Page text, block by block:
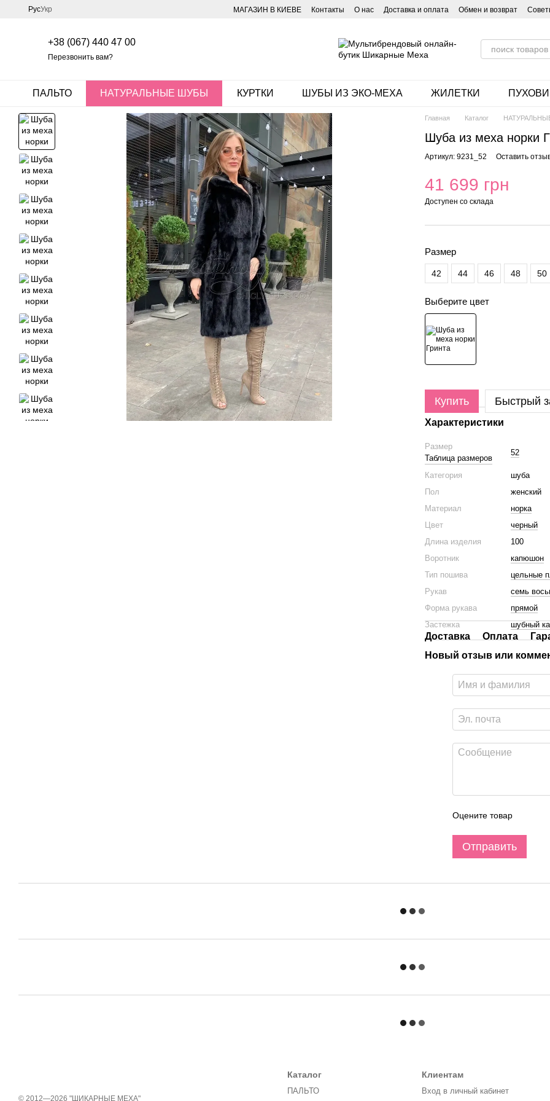
Перейти к основному контенту
РусУкр МАГАЗИН В КИЕВЕ Контакты О нас Доставка и оплата Обмен и возврат
+38 (067) 440 47 00
Перезвонить вам?
ПАЛЬТО НАТУРАЛЬНЫЕ ШУБЫ КУРТКИ ШУБЫ ИЗ ЭКО-МЕХА ЖИЛЕТКИ
Главная Каталог
Шуба из меха норки
Артикул: 9231_52 Оставить
41 699 грн
Доступен со склада
Размер
42 44 46 48 50
Выберите цвет
Купить Быстрый
Характеристики
Размер
Таблица размеров
52
Категория
шуба
Пол
женский
Материал
норка
Цвет
черный
Длина изделия
100
Воротник
капюшон
Тип пошива
цельные
Рукав
семь
Форма рукава
прямой
Застежка
шубный
Доставка Оплата
Новый отзыв или
Оцените товар
Отправить
© 2012—2026 "ШИКАРНЫЕ МЕХА"
Каталог
ПАЛЬТО
Клиентам
Вход в личный кабинет